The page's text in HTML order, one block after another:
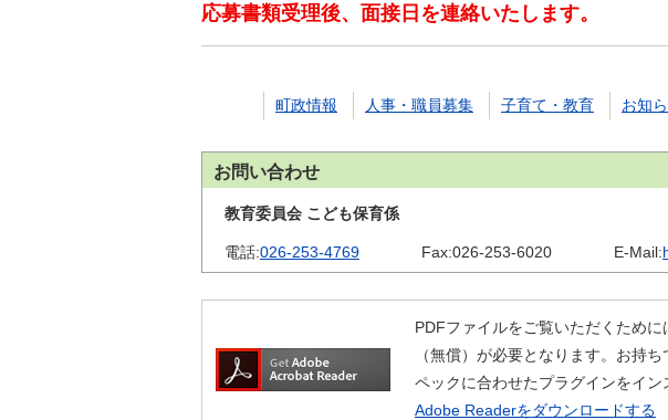
応募書類受理後、面接日を連絡いたします。
町政情報 人事・職員募集 子育て・教育 お知
お問い合わせ
教育委員会 こども保育係
電話:026-253-4769 Fax:026-253-6020 E-Mail:
PDFファイルをご覧いただくため
（無償）が必要となります。お持
ペックに合わせたプラグインをイン
Adobe Readerをダウンロードする